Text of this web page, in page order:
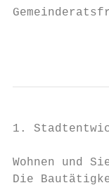
1.
Wohnen und
Die